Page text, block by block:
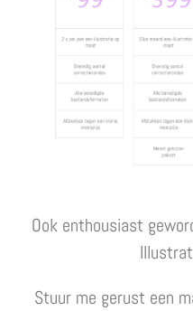
Ook enthousiast
Stuur me gerust een